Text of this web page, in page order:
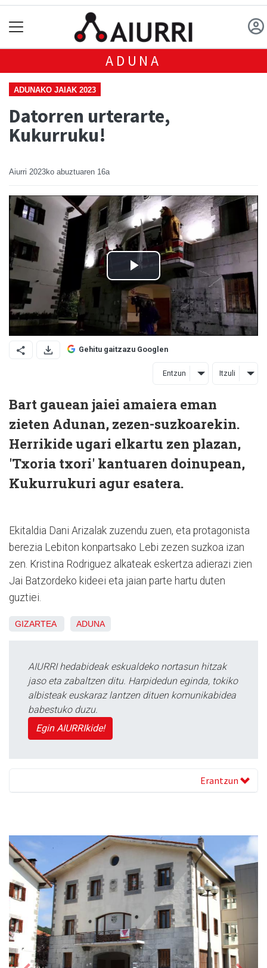
ADUNA
ADUNAKO JAIAK 2023
Datorren urterarte,
Kukurruku!
Aiurri 2023ko abuztuaren 16a
Gehitu gaitzazu Googlen
Entzun Itzuli
Bart gauean jaiei amaiera eman
zieten Adunan, zezen-suzkoarekin.
Herrikide ugari elkartu zen plazan,
'Txoria txori' kantuaren doinupean,
Kukurrukuri agur esatera.
Ekitaldia Dani Arizalak zuzendu zuen, eta protagonista
berezia Lebiton konpartsako Lebi zezen suzkoa izan
zen. Kristina Rodriguez alkateak eskertza adierazi zien
Jai Batzordeko kideei eta jaian parte hartu duten
guztiei.
GIZARTEA ADUNA
AIURRI hedabideak eskualdeko nortasun hitzak
jaso eta zabaltzen ditu. Harpidedun eginda, tokiko
albisteak euskaraz lantzen dituen komunikabidea
babestuko duzu.
Egin AIURRIkide!
Erantzun